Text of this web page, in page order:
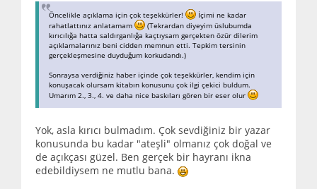
Öncelikle açıklama için çok teşekkürler!
İçimi ne kadar
rahatlattınız anlatamam
(Tekrardan diyeyim üslubumda
kırıcılığa hatta saldırganlığa kaçtıysam gerçekten özür dilerim
açıklamalarınız beni cidden memnun etti. Tepkim tersinin
gerçekleşmesine duyduğum korkudandı.)
Sonraysa verdiğiniz haber içinde çok teşekkürler, kendim için
konuşacak olursam kitabın konusunu çok ilgi çekici buldum.
Umarım 2., 3., 4. ve daha nice baskıları gören bir eser olur
Yok, asla kırıcı bulmadım. Çok sevdiğiniz bir yazar
konusunda bu kadar "ateşli" olmanız çok doğal ve
de açıkçası güzel. Ben gerçek bir hayranı ikna
edebildiysem ne mutlu bana.